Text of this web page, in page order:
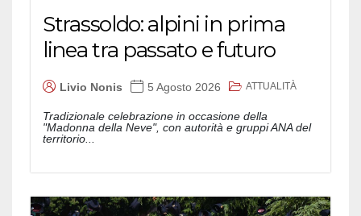
Strassoldo: alpini in prima
linea tra passato e futuro
Livio Nonis 5 Agosto 2026 ATTUALITÀ
Tradizionale celebrazione in occasione della
"Madonna della Neve", con autorità e gruppi ANA del
territorio...